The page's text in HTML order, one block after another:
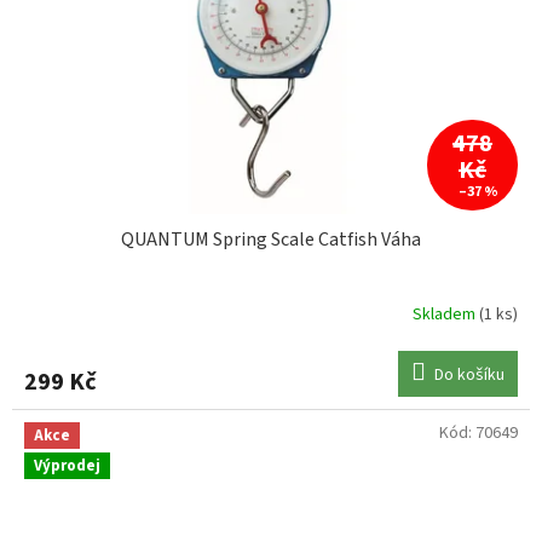
478
Kč
–37 %
QUANTUM Spring Scale Catfish Váha
Skladem (1 ks)
299 Kč Do košíku
Akce
Výprodej
Kód: 70649